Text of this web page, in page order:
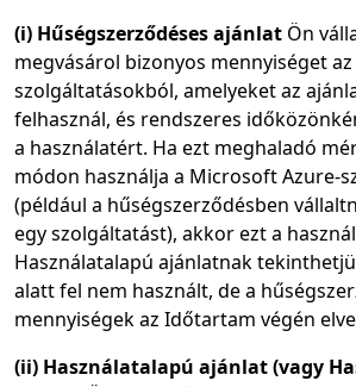
(i) Hűségszerződéses ajánlat Ön
megvásárol bizonyos mennyiséget
szolgáltatásokból, amelyeket az
felhasznál, és rendszeres
a használatért. Ha ezt meghaladó
módon használja a Microsoft Azure-
(például a hűségszerződésben
egy szolgáltatást), akkor ezt a
Használatalapú ajánlatnak
alatt fel nem használt, de a
mennyiségek az Időtartam végén
(ii) Használatalapú ajánlat (vagy